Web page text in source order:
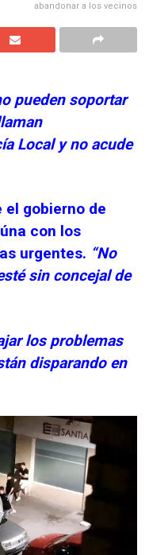
abandonar a los vecinos
pueden soportar
Local y no acude
el gobierno de
con los
urgentes. “No
sin concejal de
los problemas
disparando en